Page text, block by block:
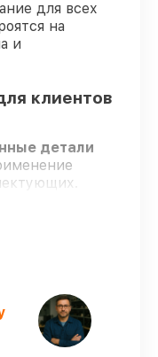
для всех
на
и
клиентов
детали
подтверждает
– все
сервисной